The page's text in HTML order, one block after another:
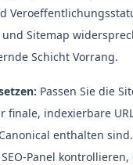
und Sitemap
Schicht Vorrang.
Passen Sie die
finale, indexierbare
enthalten
Panel